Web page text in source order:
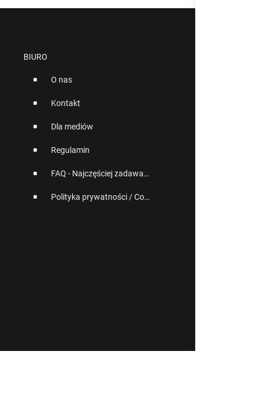
BIURO
O nas
Kontakt
Dla mediów
Regulamin
FAQ - Najczęściej zadawane pytania
Polityka prywatności / Cookies